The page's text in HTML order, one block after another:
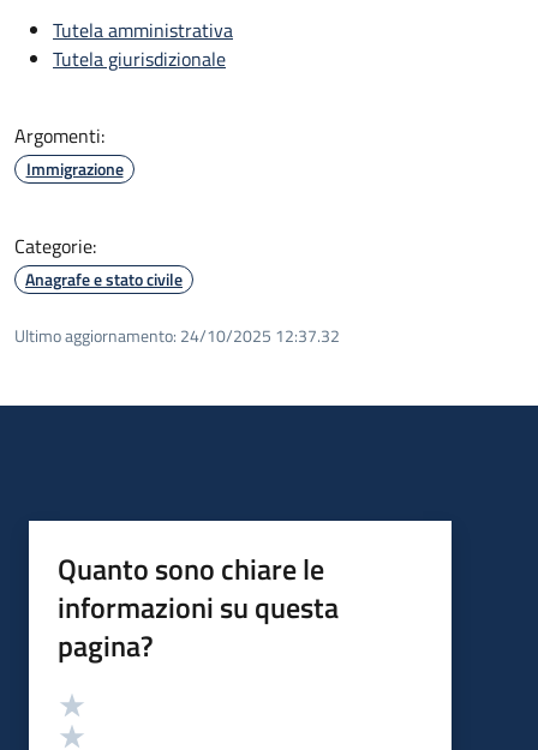
Tutela amministrativa
Tutela giurisdizionale
Argomenti:
Immigrazione
Categorie:
Anagrafe e stato civile
Ultimo aggiornamento: 24/10/2025 12:37.32
Quanto sono chiare le
informazioni su questa
pagina?
Valutazione